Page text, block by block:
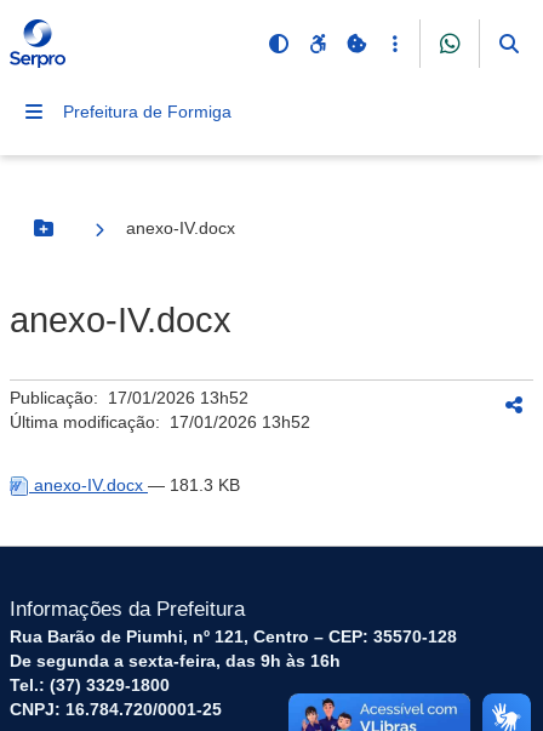
Prefeitura de Formiga
Botão Menu
anexo-IV.docx
anexo-IV.docx
Publicação: 17/01/2026 13h52
Última modificação: 17/01/2026 13h52
anexo-IV.docx — 181.3 KB
Informações da Prefeitura
Rua Barão de Piumhi, nº 121, Centro – CEP: 35570-128
De segunda a sexta-feira, das 9h às 16h
Tel.: (37) 3329-1800
CNPJ: 16.784.720/0001-25